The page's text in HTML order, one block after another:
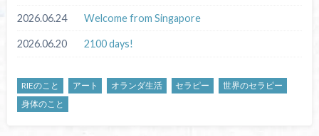
2026.06.24 Welcome from Singapore
2026.06.20 2100 days!
RIEのこと アート オランダ生活 セラピー
世界のセラピー
身体のこと